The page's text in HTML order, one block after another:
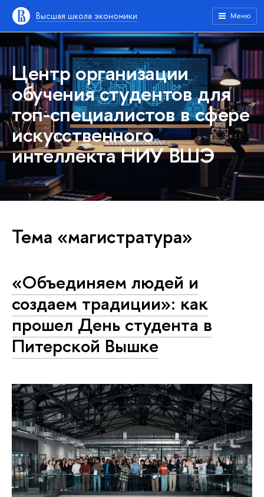
Высшая школа экономики Меню
Центр организации
обучения студентов для
топ-специалистов в сфере
искусственного
интеллекта НИУ ВШЭ
Тема «магистратура»
«Объединяем людей и
создаем традиции»: как
прошел День студента в
Питерской Вышке